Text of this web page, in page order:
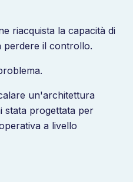
riacquista la capacità di
perdere il controllo.
un'architettura
stata progettata per
a livello